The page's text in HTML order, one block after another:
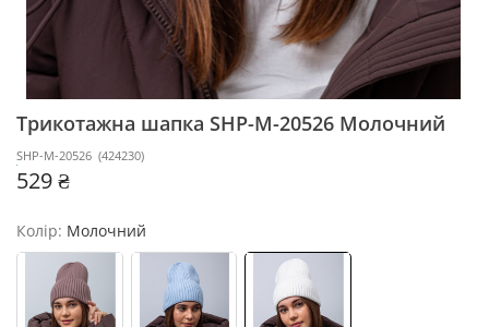
Трикотажна шапка SHP-M-20526 Молочний
SHP-M-20526 (424230)
529 ₴
Колір: Молочний